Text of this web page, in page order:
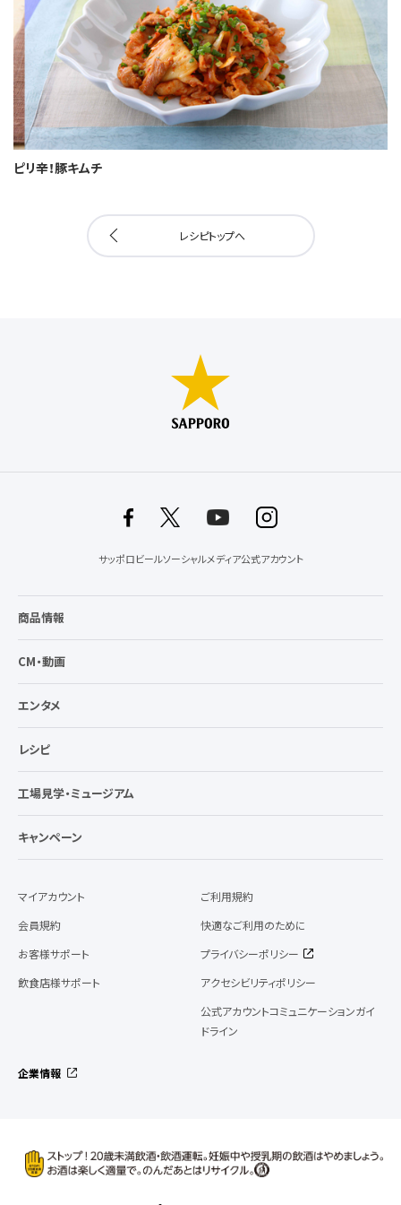
ピリ辛！豚キムチ
レシピトップへ
サッポロビールソーシャルメディア公式アカウント
商品情報
CM・動画
エンタメ
レシピ
工場見学・ミュージアム
キャンペーン
マイアカウント
会員規約
お客様サポート
飲食店様サポート
ご利用規約
快適なご利用のために
プライバシーポリシー
アクセシビリティポリシー
公式アカウントコミュニケーションガイ
ドライン
企業情報